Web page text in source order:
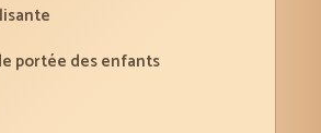
portée des enfants